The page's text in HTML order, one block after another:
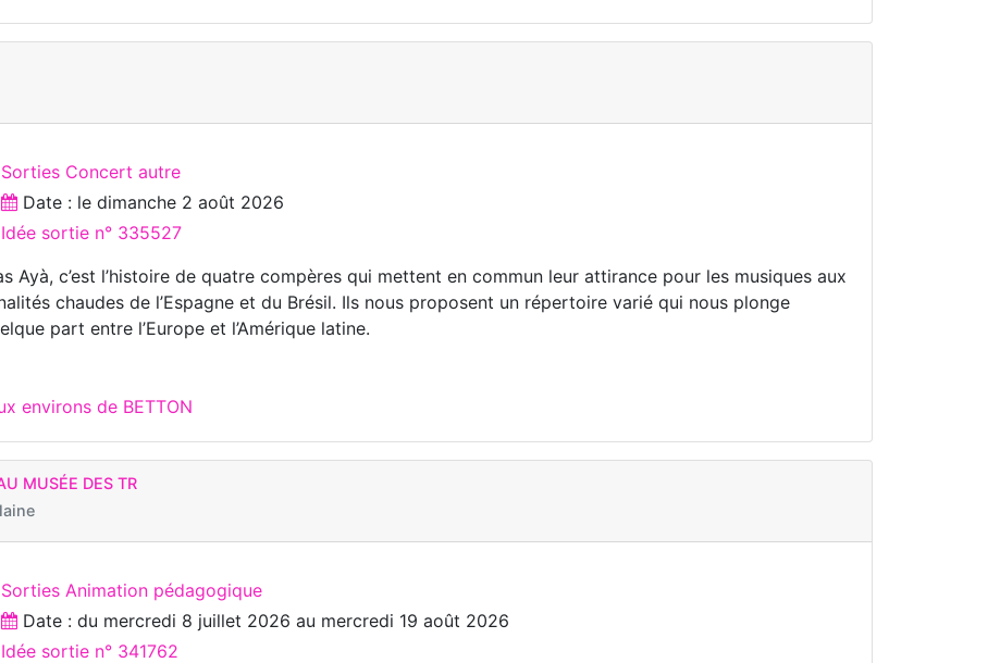
Sorties Concert autre
Date : le dimanche 2 août 2026
Idée sortie n° 335527
Ayà, c’est l’histoire de quatre compères qui mettent en commun leur attirance pour les musiques aux
chaudes de l’Espagne et du Brésil. Ils nous proposent un répertoire varié qui nous plonge
part entre l’Europe et l’Amérique latine.
environs de BETTON
MUSÉE DES TR
Sorties Animation pédagogique
Date : du mercredi 8 juillet 2026 au mercredi 19 août 2026
Idée sortie n° 341762